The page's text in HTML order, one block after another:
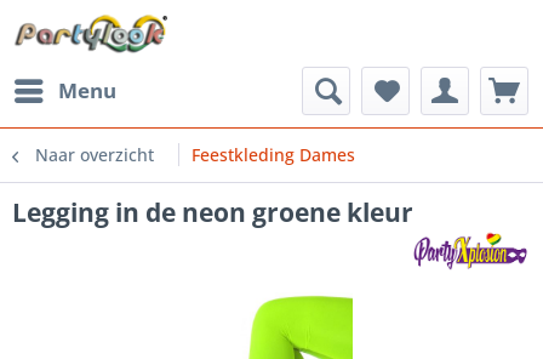
Menu
Naar overzicht Feestkleding Dames
Legging in de neon groene kleur